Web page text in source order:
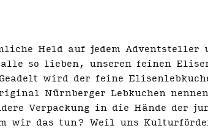
Held auf jedem Advents­teller
so lieben, unseren feinen
wird der feine
Nürnberger Lebkuchen
Verpackung in die Hände der
wir das tun? Weil uns